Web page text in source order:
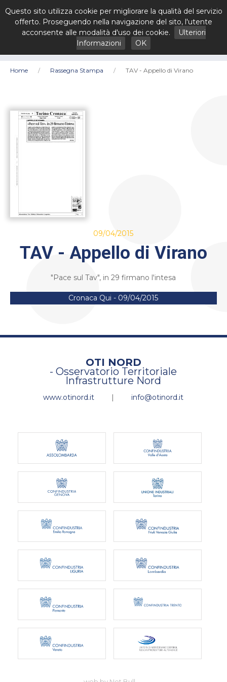
Home Rassegna Stampa TAV - Appello di Virano
09/04/2015
TAV - Appello di Virano
"Pace sul Tav", in 29 firmano l'intesa
Cronaca Qui - 09/04/2015
OTI NORD
- Osservatorio Territoriale
Infrastrutture Nord
www.otinord.it | info@otinord.it
Questo sito utilizza cookie per migliorare la qualità del servizio
offerto. Proseguendo nella navigazione del sito, l'utente
acconsente alle modalità d'uso dei cookie.
Ulteriori
Informazioni
OK